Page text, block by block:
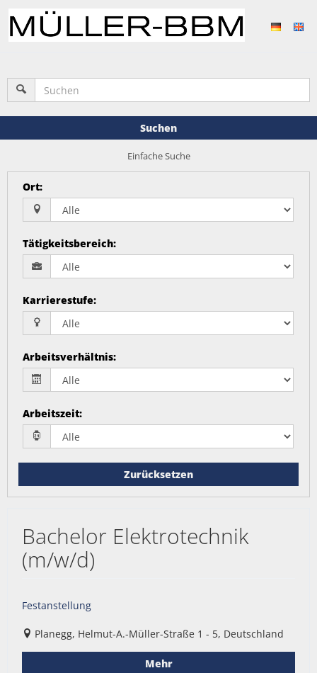
Suchen
Einfache Suche
Ort:
Tätigkeitsbereich:
Karrierestufe:
Arbeitsverhältnis:
Arbeitszeit:
Zurücksetzen
Bachelor Elektrotechnik
(m/w/d)
Festanstellung
Planegg, Helmut-A.-Müller-Straße 1 - 5, Deutschland
Mehr